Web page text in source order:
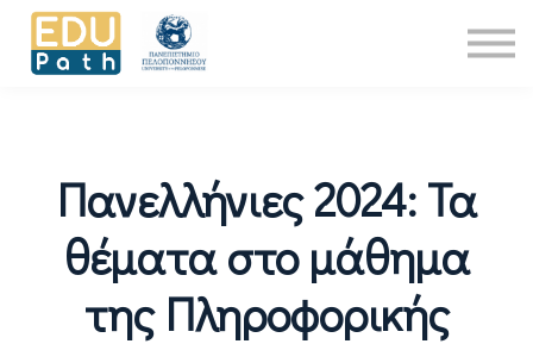
Είσοδος
Πανελλήνιες 2024: Τα
θέματα στο μάθημα
της Πληροφορικής